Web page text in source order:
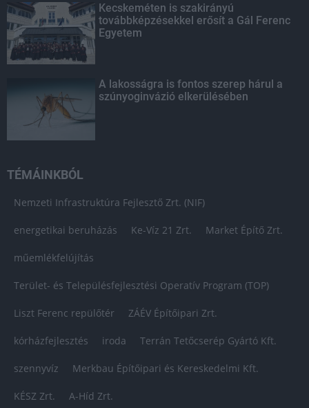
Kecskeméten is szakirányú
továbbképzésekkel erősít a Gál Ferenc
Egyetem
A lakosságra is fontos szerep hárul a
szúnyoginvázió elkerülésében
TÉMÁINKBÓL
Nemzeti Infrastruktúra Fejlesztő Zrt. (NIF)
energetikai beruházás Ke-Víz 21 Zrt. Market Építő Zrt.
műemlékfelújítás
Terület- és Településfejlesztési Operatív Program (TOP)
Liszt Ferenc repülőtér ZÁÉV Építőipari Zrt.
kórházfejlesztés iroda Terrán Tetőcserép Gyártó Kft.
szennyvíz Merkbau Építőipari és Kereskedelmi Kft.
KÉSZ Zrt. A-Híd Zrt.